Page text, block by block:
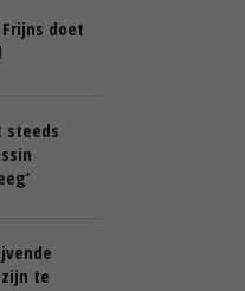
doet
steeds
te